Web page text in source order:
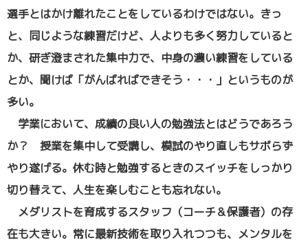
選手とはかけ離れたことをしているわけではない。きっ
と、同じような練習だけど、人よりも多く努力していると
か、研ぎ澄まされた集中力で、中身の濃い練習をしている
とか、聞けば「がんばればできそう・・・」というものが
多い。
学業において、成績の良い人の勉強法とはどうであろう
か？ 授業を集中して受講し、模試のやり直しもサボらず
やり遂げる。休む時と勉強するときのスイッチをしっかり
切り替えて、人生を楽しむことも忘れない。
メダリストを育成するスタッフ（コーチ＆保護者）の存
在も大きい。常に最新技術を取り入れつつも、メンタルを